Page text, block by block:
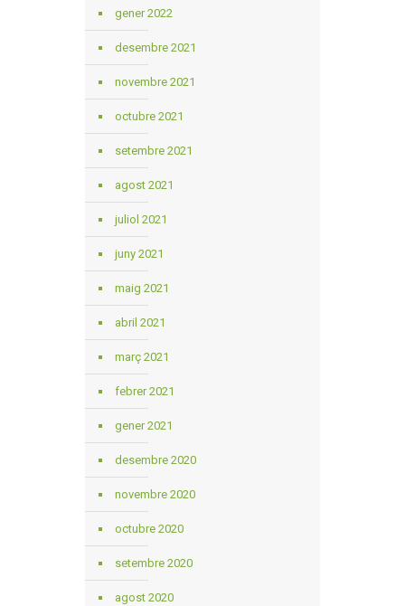
gener 2022
desembre 2021
novembre 2021
octubre 2021
setembre 2021
agost 2021
juliol 2021
juny 2021
maig 2021
abril 2021
març 2021
febrer 2021
gener 2021
desembre 2020
novembre 2020
octubre 2020
setembre 2020
agost 2020